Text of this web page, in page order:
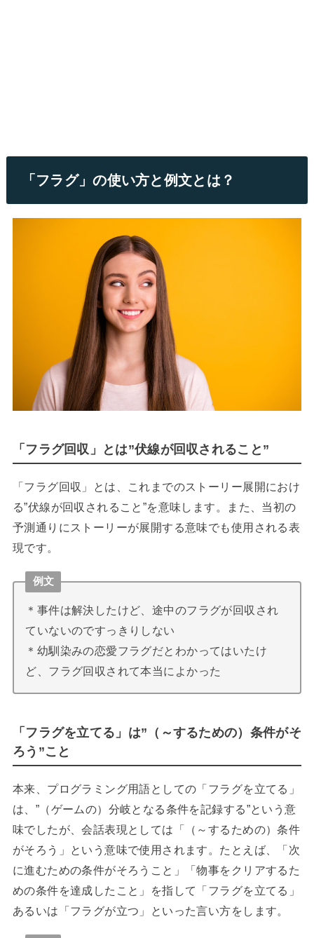
「フラグ」の使い方と例文とは？
「フラグ回収」とは”伏線が回収されること”
「フラグ回収」とは、これまでのストーリー展開におけ
る”伏線が回収されること”を意味します。また、当初の
予測通りにストーリーが展開する意味でも使用される表
現です。
例文
＊事件は解決したけど、途中のフラグが回収され
ていないのですっきりしない
＊幼馴染みの恋愛フラグだとわかってはいたけ
ど、フラグ回収されて本当によかった
「フラグを立てる」は”（～するための）条件がそ
ろう”こと
本来、プログラミング用語としての「フラグを立てる」
は、”（ゲームの）分岐となる条件を記録する”という意
味でしたが、会話表現としては「（～するための）条件
がそろう」という意味で使用されます。たとえば、「次
に進むための条件がそろうこと」「物事をクリアするた
めの条件を達成したこと」を指して「フラグを立てる」
あるいは「フラグが立つ」といった言い方をします。